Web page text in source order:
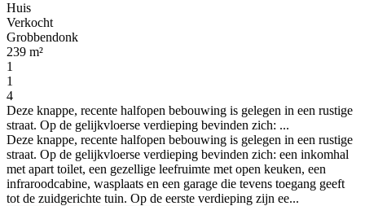
Huis
Verkocht
Grobbendonk
239 m²
1
1
4
Deze knappe, recente halfopen bebouwing is gelegen in een rustige
straat. Op de gelijkvloerse verdieping bevinden zich: ...
Deze knappe, recente halfopen bebouwing is gelegen in een rustige
straat. Op de gelijkvloerse verdieping bevinden zich: een inkomhal
met apart toilet, een gezellige leefruimte met open keuken, een
infraroodcabine, wasplaats en een garage die tevens toegang geeft
tot de zuidgerichte tuin. Op de eerste verdieping zijn ee...